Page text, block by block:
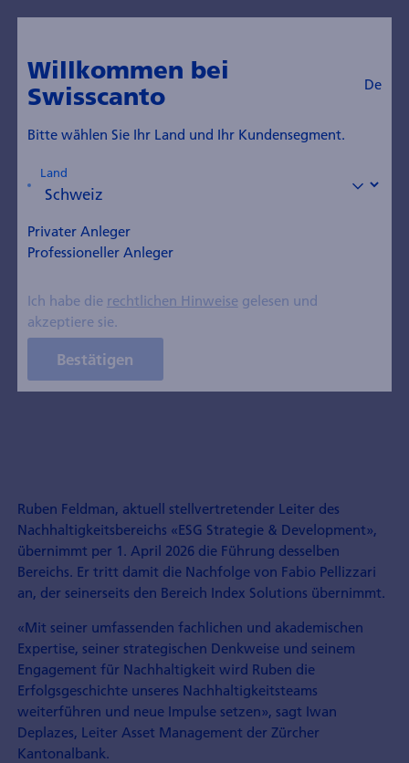
Wer wir sind
Ruben Feldman wird
neuer Leiter
Management der ZKB
Medieninfo vom 05. Februar 2026
Ruben Feldman, aktuell stellvertretender Leiter des
Nachhaltigkeitsbereichs «ESG Strategie & Development»,
übernimmt per 1. April 2026 die Führung desselben
Bereichs. Er tritt damit die Nachfolge von Fabio Pellizzari
an, der seinerseits den Bereich Index Solutions übernimmt.
«Mit seiner umfassenden fachlichen und akademischen
Expertise, seiner strategischen Denkweise und seinem
Engagement für Nachhaltigkeit wird Ruben die
Erfolgsgeschichte unseres Nachhaltigkeitsteams
weiterführen und neue Impulse setzen», sagt Iwan
Deplazes, Leiter Asset Management der Zürcher
Kantonalbank.
Willkommen bei
Swisscanto
De
Bitte wählen Sie Ihr Land und Ihr Kundensegment.
Land
Privater Anleger
Professioneller Anleger
Ich habe die rechtlichen Hinweisegelesen und
akzeptiere sie.
Bestätigen